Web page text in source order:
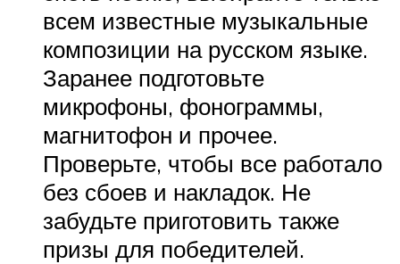
всем известные музыкальные
композиции на русском языке.
Заранее подготовьте
микрофоны, фонограммы,
магнитофон и прочее.
Проверьте, чтобы все работало
без сбоев и накладок. Не
забудьте приготовить также
призы для победителей.